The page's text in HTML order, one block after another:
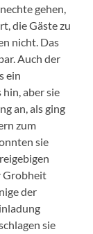
gehen,
die Gäste zu
nicht. Das
Auch der
ein
aber sie
an, als ging
zum
sie
Grobheit
der
sie